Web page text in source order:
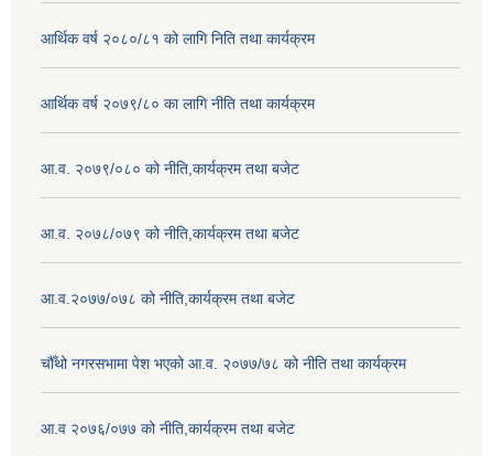
आर्थिक वर्ष २०८०/८१ को लागि निति तथा कार्यक्रम
आर्थिक वर्ष २०७९/८० का लागि नीति तथा कार्यक्रम
आ.व. २०७९/०८० को नीति,कार्यक्रम तथा बजेट
आ.व. २०७८/०७९ को नीति,कार्यक्रम तथा बजेट
आ.व.२०७७/०७८ को नीति,कार्यक्रम तथा बजेट
चौँथो नगरसभामा पेश भएको आ.व. २०७७/७८ को नीति तथा कार्यक्रम
आ.व २०७६/०७७ को नीति,कार्यक्रम तथा बजेट